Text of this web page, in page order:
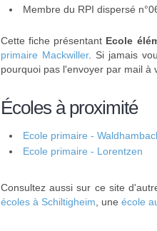
Membre du RPI dispersé
Cette fiche présentant Ecole
primaire Mackwiller. Si jamais
pourquoi pas l'envoyer par mail à
Écoles à proximité
Ecole primaire -
Ecole primaire - Lorentzen
Consultez aussi sur ce site
écoles à Schiltigheim , une école